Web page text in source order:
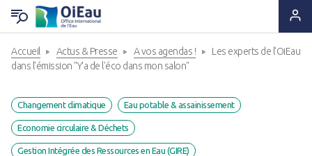
RETOUR QUI SOMMES-NOUS ?
Notre ADN
Statuts & Organisation
RETOUR EXPERTISES & SOLUTIONS
Solutions & Savoir-faire
Appui & Coopération
RETOUR OUTILS & RESSOURCES
Lettres d'information
Produits documentaires
RETOUR ACTUS & PRESSE
A la Une
A vos agendas !
Accueil Actus & Presse A vos agendas !
Les experts de l'OiEau
dans l'émission "Y'a de l'éco dans mon salon"
Changement climatique Eau potable & assainissement
Economie circulaire & Déchets
Gestion Intégrée des Ressources en Eau (GIRE)